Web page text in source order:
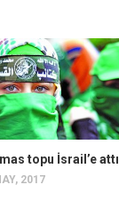
topu İsrail’e attı
2017